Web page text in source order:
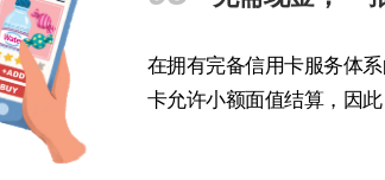
在拥有完备信用卡服务体
卡允许小额面值结算，因